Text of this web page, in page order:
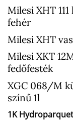
Milesi XHT
fehér
Milesi XHT
Milesi XKT
fedőfesték
XGC 068/M
színű 1l
1K